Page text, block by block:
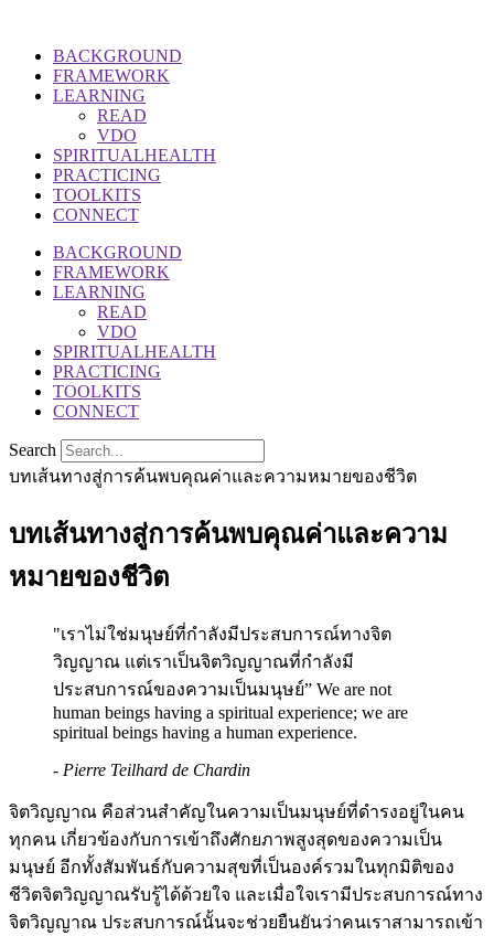
BACKGROUND
FRAMEWORK
LEARNING
READ
VDO
SPIRITUALHEALTH
PRACTICING
TOOLKITS
CONNECT
BACKGROUND
FRAMEWORK
LEARNING
READ
VDO
SPIRITUALHEALTH
PRACTICING
TOOLKITS
CONNECT
Search
บทเส้นทางสู่การค้นพบคุณค่าและความหมายของชีวิต​
บทเส้นทางสู่การค้นพบคุณค่าและความ
หมายของชีวิต​
"เราไม่ใช่มนุษย์ที่กําลังมีประสบการณ์ทางจิต
วิญญาณ แต่เราเป็นจิตวิญญาณที่กําลังมี
ประสบการณ์ของความเป็นมนุษย์” We are not
human beings having a spiritual experience; we are
spiritual beings having a human experience.
- Pierre Teilhard de Chardin
จิตวิญญาณ คือส่วนสําคัญในความเป็นมนุษย์ที่ดํารงอยู่ในคน
ทุกคน เกี่ยวข้องกับการเข้าถึงศักยภาพสูงสุดของความเป็น
มนุษย์ อีกทั้งสัมพันธ์กับความสุขที่เป็นองค์รวมในทุกมิติของ
ชีวิตจิตวิญญาณรับรู้ได้ด้วยใจ และเมื่อใจเรามีประสบการณ์ทาง
จิตวิญญาณ ประสบการณ์นั้นจะช่วยยืนยันว่าคนเราสามารถเข้า